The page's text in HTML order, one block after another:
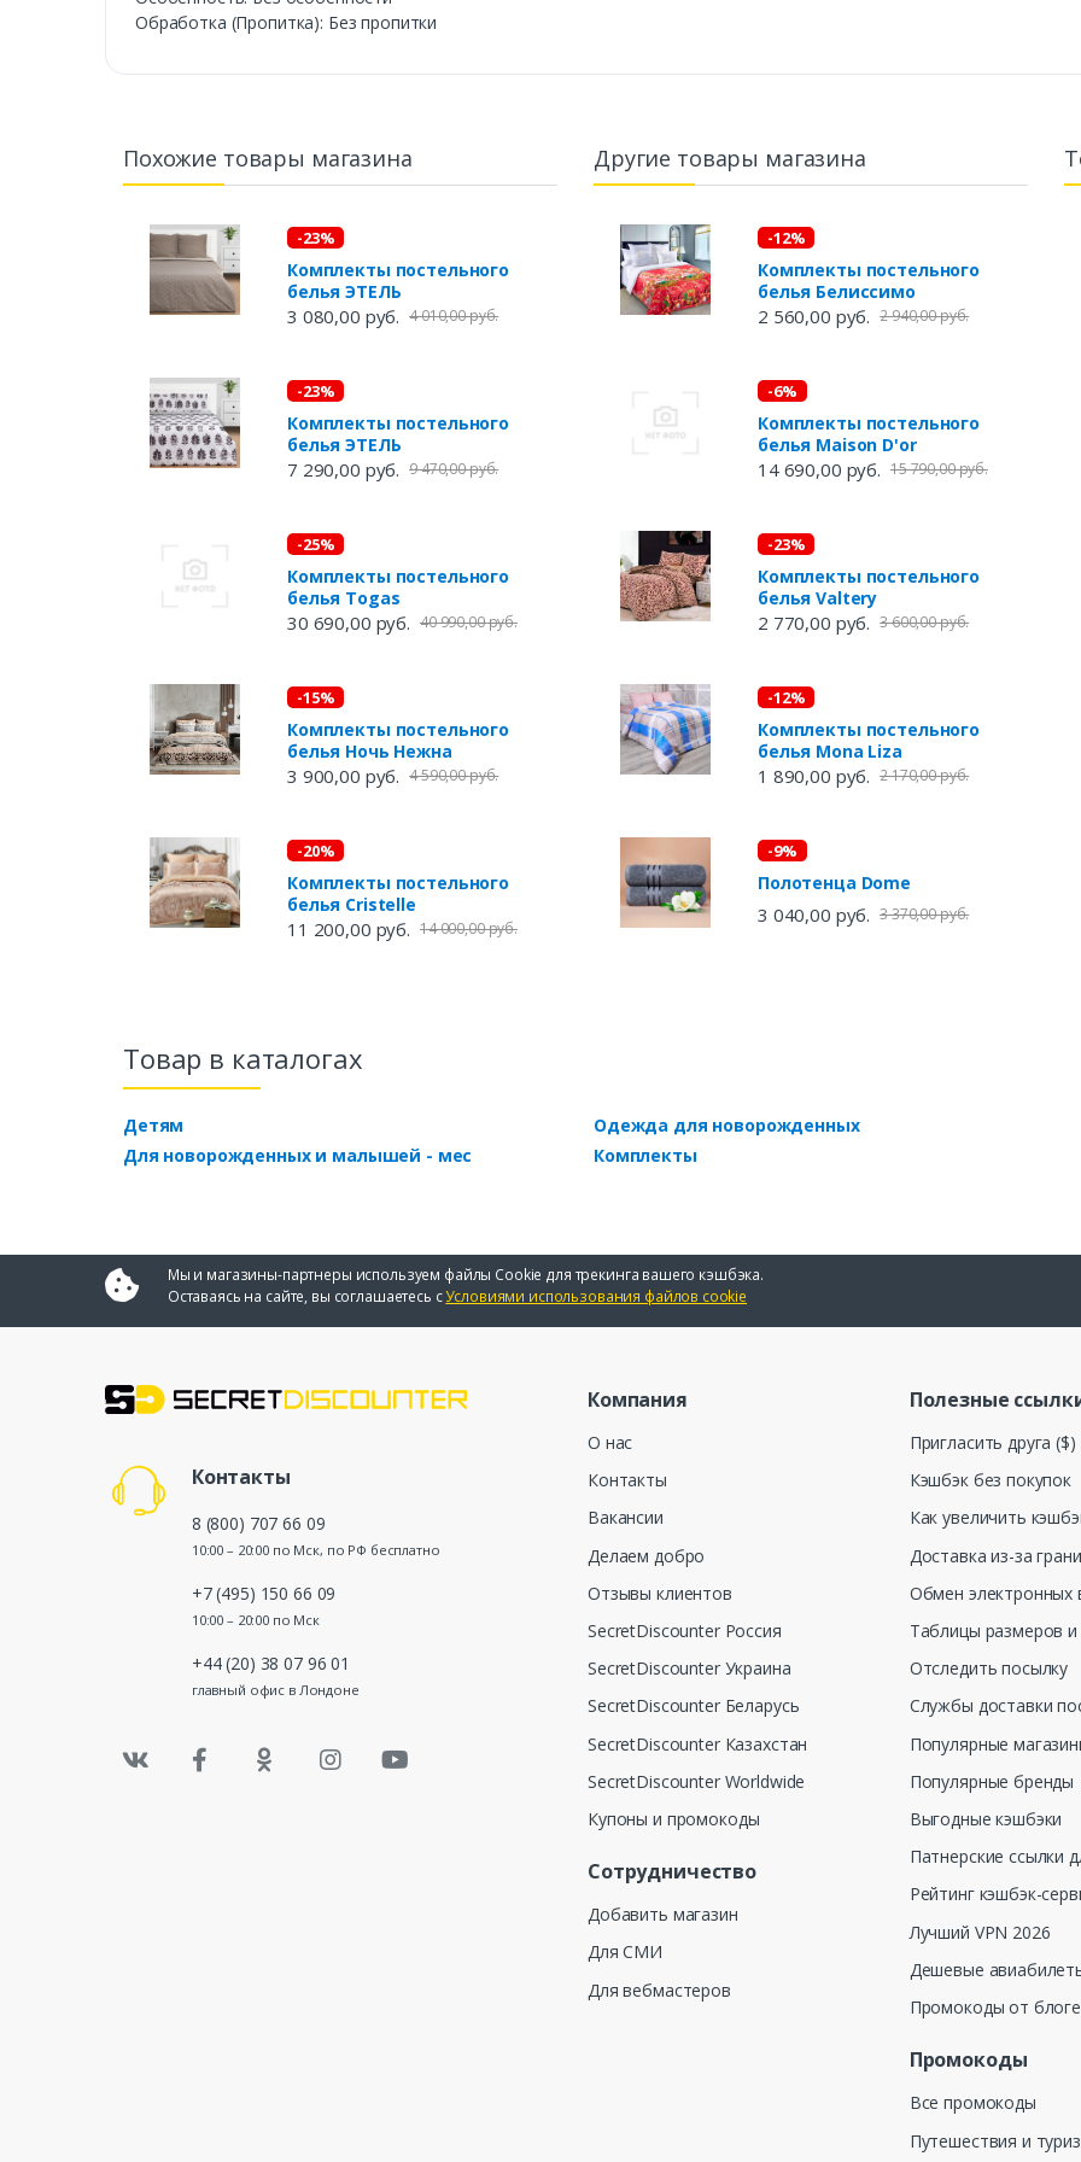
Обработка (Пропитка): Без пропитки
Похожие товары магазина
-23%
Комплекты постельного
белья ЭТЕЛЬ
3 080,00 руб. 4 010,00 руб.
-23%
Комплекты постельного
белья ЭТЕЛЬ
7 290,00 руб. 9 470,00 руб.
-25%
Комплекты постельного
белья Togas
30 690,00 руб. 40 990,00 руб.
-15%
Комплекты постельного
белья Ночь Нежна
3 900,00 руб. 4 590,00 руб.
-20%
Комплекты постельного
белья Cristelle
11 200,00 руб. 14 000,00 руб.
Другие товары магазина
-12%
Комплекты постельного
белья Белиссимо
2 560,00 руб. 2 940,00 руб.
-6%
Комплекты постельного
белья Maison D'or
14 690,00 руб. 15 790,00 руб.
-23%
Комплекты постельного
белья Valtery
2 770,00 руб. 3 600,00 руб.
-12%
Комплекты постельного
белья Mona Liza
1 890,00 руб. 2 170,00 руб.
-9%
Полотенца Dome
3 040,00 руб. 3 370,00 руб.
Товар в каталогах
Детям
Для новорожденных и малышей - мес
Одежда для новорожденных
Комплекты
Мы и магазины-партнеры используем файлы Cookie для трекинга вашего кэшбэка.
Оставаясь на сайте, вы соглашаетесь сУсловиями использования файлов cookie
Контакты
8 (800) 707 66 09
10:00 – 20:00 по Мск, по РФ бесплатно
+7 (495) 150 66 09
10:00 – 20:00 по Мск
+44 (20) 38 07 96 01
главный офис в Лондоне
Компания
О нас
Контакты
Вакансии
Делаем добро
Отзывы клиентов
SecretDiscounter Россия
SecretDiscounter Украина
SecretDiscounter Беларусь
SecretDiscounter Казахстан
SecretDiscounter Worldwide
Купоны и промокоды
Сотрудничество
Добавить магазин
Для СМИ
Для вебмастеров
Полезные
Пригласить друга ($)
Кэшбэк без покупок
Как увеличить
Доставка из-за
Обмен электронных
Таблицы размеров и
Отследить посылку
Службы доставки
Популярные
Популярные бренды
Выгодные кэшбэки
Патнерские ссылки
Рейтинг кэшбэк-
Лучший VPN 2026
Дешевые
Промокоды от
Промокоды
Все промокоды
Путешествия и